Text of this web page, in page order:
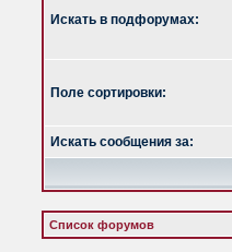
Искать в подфорумах:
Поле сортировки:
Искать сообщения за:
Список форумов